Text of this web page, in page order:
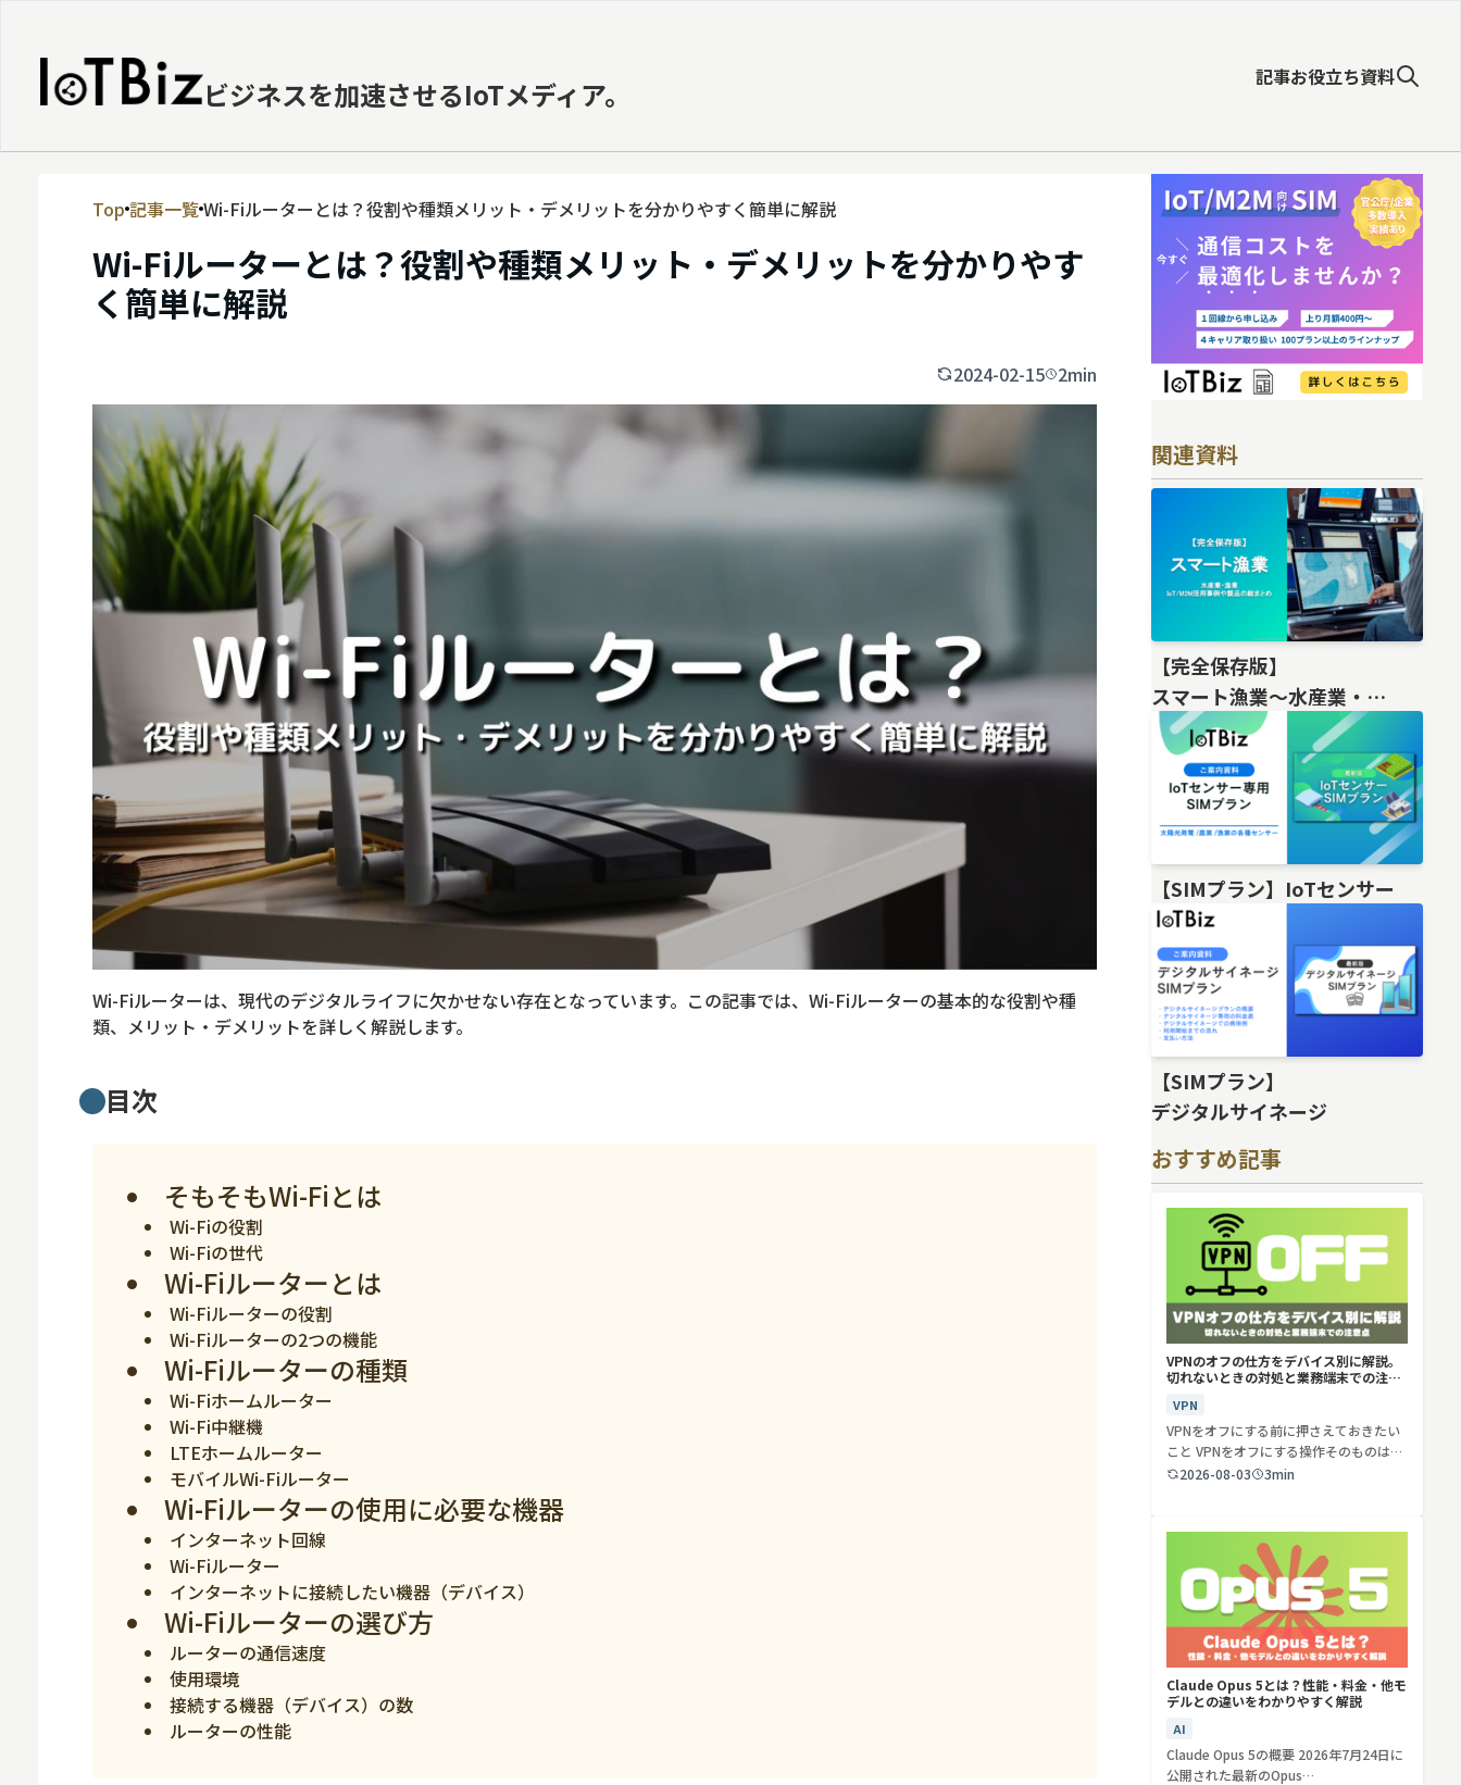
ビジネスを加速させるIoTメディア。 記事お役立ち資料
MVNE
エッジ
MNO
MVNO
スマート漁業
PR
5G
クラウド
M2M
VPN
スマート〇〇
スマート農業
ロボット
スマート物流
デジタルサイネージ
Wi-Fi
SaaS
おすすめ
スマホ
Top 記事一覧Wi-Fiルーターとは？役割や種類メリット・デメリットを分かりやすく簡単に解説
Wi-Fiルーターとは？役割や種類メリット・デメリットを分かりやす
く簡単に解説
2024-02-15 2min
Wi-Fiルーターは、現代のデジタルライフに欠かせない存在となっています。この記事では、Wi-Fiルーターの基本的な役割や種
類、メリット・デメリットを詳しく解説します。
目次
そもそもWi-Fiとは
Wi-Fiの役割
Wi-Fiの世代
Wi-Fiルーターとは
Wi-Fiルーターの役割
Wi-Fiルーターの2つの機能
Wi-Fiルーターの種類
Wi-Fiホームルーター
Wi-Fi中継機
LTEホームルーター
モバイルWi-Fiルーター
Wi-Fiルーターの使用に必要な機器
インターネット回線
Wi-Fiルーター
インターネットに接続したい機器（デバイス）
Wi-Fiルーターの選び方
ルーターの通信速度
使用環境
接続する機器（デバイス）の数
ルーターの性能
関連資料
【完全保存版】
スマート漁業〜水産業・
漁業IoT/M2M活用事例や製品の総
【SIMプラン】IoTセンサー
【SIMプラン】
デジタルサイネージ
おすすめ記事
VPNのオフの仕方をデバイス別に解説。
切れないときの対処と業務端末での注意
VPN
VPNをオフにする前に押さえておきたい
こと VPNをオフにする操作そのものは、
ど…2026-08-03 3min
Claude Opus 5とは？性能・料金・他モ
デルとの違いをわかりやすく解説
AI
Claude Opus 5の概要 2026年7月24日に
公開された最新のOpus…